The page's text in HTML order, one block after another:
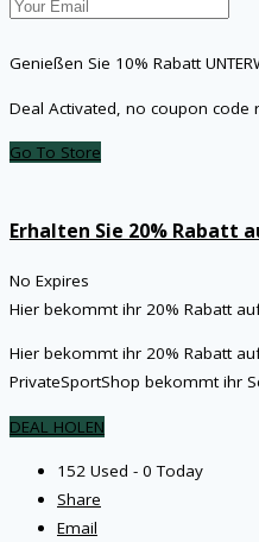
Genießen Sie 10% Rabatt
Deal Activated, no coupon code
Go To Store
Erhalten Sie 20% Rabatt
No Expires
Hier bekommt ihr 20% Rabatt auf
Hier bekommt ihr 20% Rabatt auf
PrivateSportShop bekommt ihr
DEAL HOLEN
152 Used - 0 Today
Share
Email